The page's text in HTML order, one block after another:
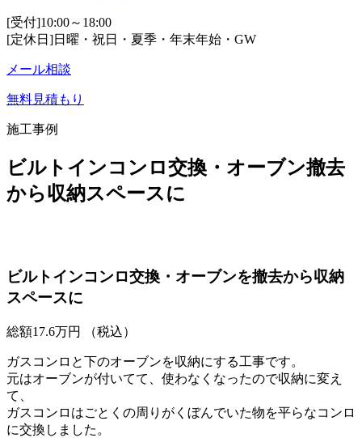
[受付]10:00～18:00
[定休日]日曜・祝日・夏季・年末年始・GW
メール相談
無料見積もり
施工事例
ビルトインコンロ交換・オーブン撤去
から収納スペースに
ビルトインコンロ交換・オーブンを撤去から収納
スペースに
総額17.6万円 （税込）
ガスコンロと下のオーブンを収納にする工事です。
元はオーブンが付いてて、使わなくなったので収納に変え
て、
ガスコンロはごとくの周りがくぼんでいた物を平らなコンロ
に交換しました。